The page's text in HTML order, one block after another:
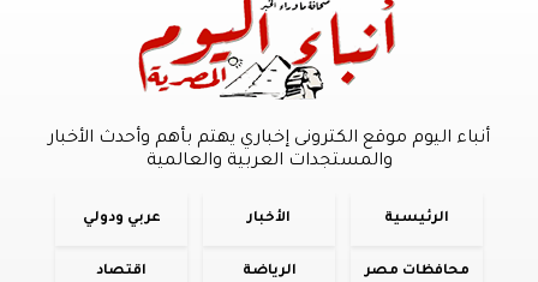
أنباء اليوم موقع الكترونى إخباري يهتم بأهم وأحدث الأخبار
والمستجدات العربية والعالمية
الرئيسية الأخبار عربي ودولي
محافظات مصر الرياضة اقتصاد